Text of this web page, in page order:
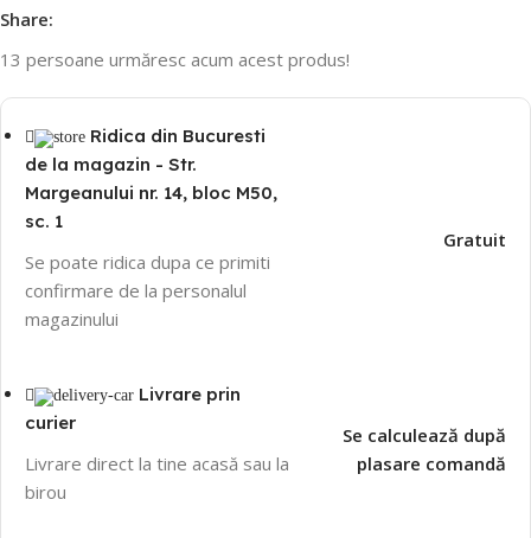
Share:
13 persoane urmăresc acum acest produs!
Ridica din Bucuresti
de la magazin - Str.
Margeanului nr. 14, bloc M50,
sc. 1
Se poate ridica dupa ce primiti
confirmare de la personalul
magazinului
Gratuit
Livrare prin
curier
Livrare direct la tine acasă sau la
birou
Se calculează după
plasare comandă